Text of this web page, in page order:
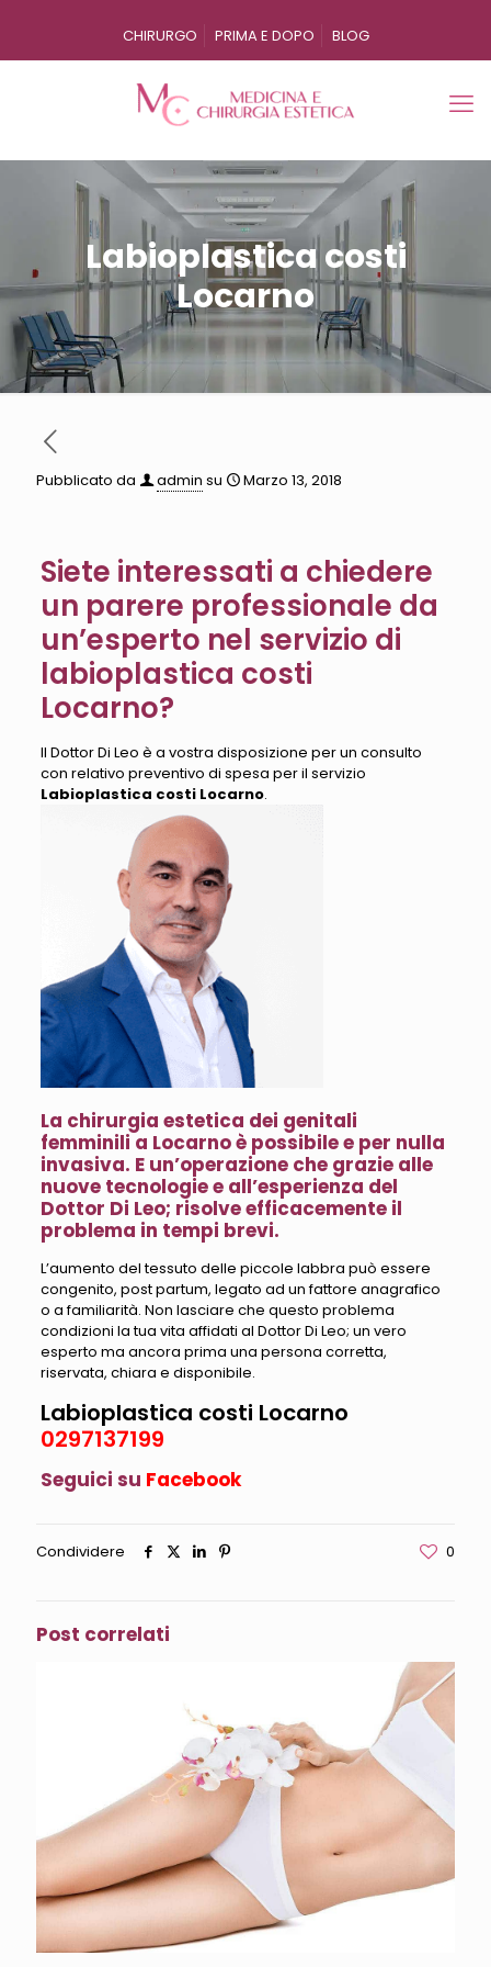
CHIRURGO PRIMA E DOPO BLOG
Labioplastica costi
Locarno
Pubblicato da admin su Marzo 13, 2018
Siete interessati a chiedere
un parere professionale da
un’esperto nel servizio di
labioplastica costi
Locarno?
Il Dottor Di Leo è a vostra disposizione per un consulto
con relativo preventivo di spesa per il servizio
Labioplastica costi Locarno.
La chirurgia estetica dei genitali
femminili a Locarno è possibile e per nulla
invasiva. E un’operazione che grazie alle
nuove tecnologie e all’esperienza del
Dottor Di Leo; risolve efficacemente il
problema in tempi brevi.
L’aumento del tessuto delle piccole labbra può essere
congenito, post partum, legato ad un fattore anagrafico
o a familiarità. Non lasciare che questo problema
condizioni la tua vita affidati al Dottor Di Leo; un vero
esperto ma ancora prima una persona corretta,
riservata, chiara e disponibile.
Labioplastica costi Locarno
0297137199
Seguici su Facebook
Condividere 0
Post correlati